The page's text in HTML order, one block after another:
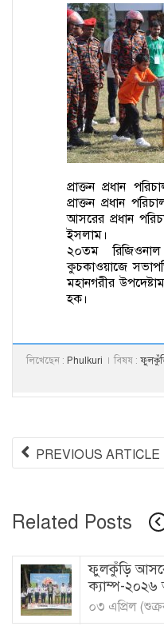
প্রাক্তন প্রধান
প্রাক্তন প্রধান
আসরের প্রধান
ইসলাম।
২০তম রিজিওনাল
কুচকাওয়াজে
মহানগরীর
হক।
লিখেছেন : Phulkuri বিষয :
PREVIOUS ARTICLE
Related Posts
ফুলকুঁড়ি
ক্যাম্প-২০২৬
০৩ এপ্রিল